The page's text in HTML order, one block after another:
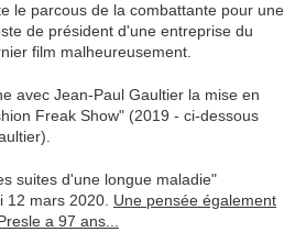
le parcous de la combattante pour une
de président d'une entreprise du
film malheureusement.
avec Jean-Paul Gaultier la mise en
Freak Show" (2019 - ci-dessous
suites d'une longue maladie"
12 mars 2020. Une pensée également
a 97 ans...